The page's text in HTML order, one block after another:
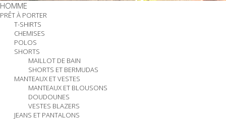
HOMME
PRÊT À PORTER
T-SHIRTS
CHEMISES
POLOS
SHORTS
MAILLOT DE BAIN
SHORTS ET BERMUDAS
MANTEAUX ET VESTES
MANTEAUX ET BLOUSONS
DOUDOUNES
VESTES BLAZERS
JEANS ET PANTALONS